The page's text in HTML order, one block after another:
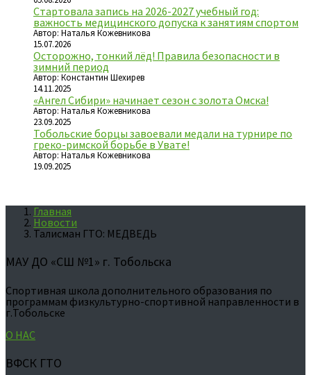
Стартовала запись на 2026-2027 учебный год:
важность медицинского допуска к занятиям спортом
Автор: Наталья Кожевникова
15.07.2026
Осторожно, тонкий лёд! Правила безопасности в
зимний период
Автор: Константин Шехирев
14.11.2025
«Ангел Сибири» начинает сезон с золота Омска!
Автор: Наталья Кожевникова
23.09.2025
Тобольские борцы завоевали медали на турнире по
греко-римской борьбе в Увате!
Автор: Наталья Кожевникова
19.09.2025
Главная
Новости
Талисман ГТО: МЕДВЕДЬ
МАУ ДО «СШ №1» г. Тобольска
Спортивная школа дополнительного образования по
программам физкультурно-спортивной направленности в
г.Тобольске
О НАС
ВФСК ГТО